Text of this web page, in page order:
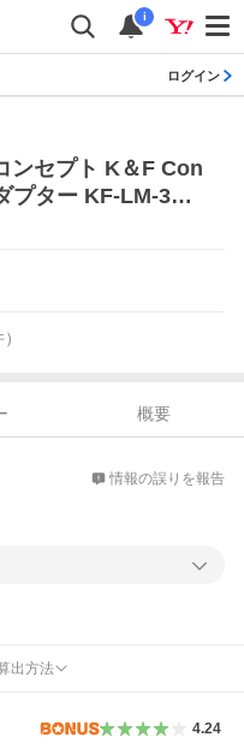
i
ログイン
ンセプト K＆F Con
プター KF-LM-351
）
概要
情報の誤りを報告
出方法
4.24